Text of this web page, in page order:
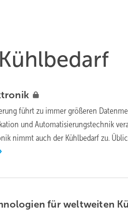
führt zu immer größeren
und Automatisierungstechnik
nimmt auch der Kühlbedarf zu.
für weltweiten